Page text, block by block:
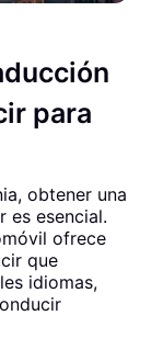
para
obtener una
es esencial.
ofrece
que
idiomas,